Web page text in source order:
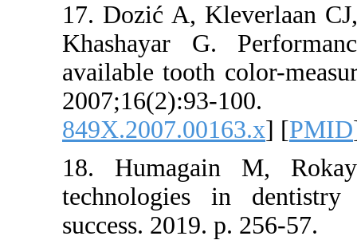
17. Dozić A,
Khashayar G.
available tooth
18. Humagain
technologies in
success. 2019. p.